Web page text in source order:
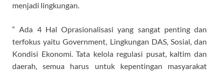
menjadi lingkungan.
“ Ada 4 Hal Oprasionalisasi yang sangat penting dan
terfokus yaitu Government, Lingkungan DAS, Sosial, dan
Kondisi Ekonomi. Tata kelola regulasi pusat, kaltim dan
daerah, semua harus untuk kepentingan masyarakat